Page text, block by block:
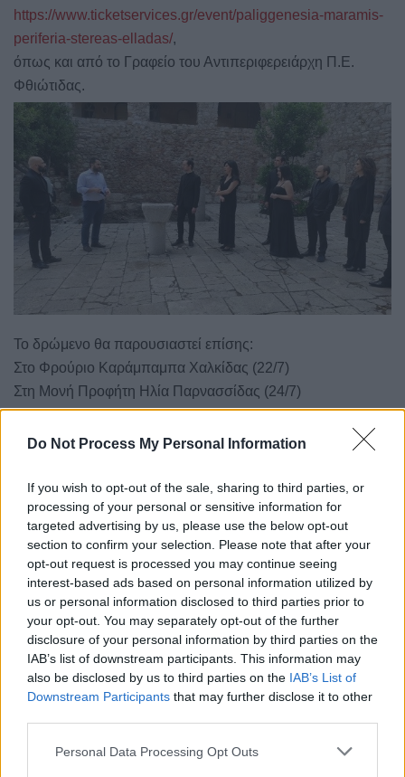
Do Not Process My Personal Information
If you wish to opt-out of the sale, sharing to third parties, or
processing of your personal or sensitive information for
targeted advertising by us, please use the below opt-out
section to confirm your selection. Please note that after your
opt-out request is processed you may continue seeing
interest-based ads based on personal information utilized by
us or personal information disclosed to third parties prior to
your opt-out. You may separately opt-out of the further
disclosure of your personal information by third parties on the
IAB’s list of downstream participants. This information may
also be disclosed by us to third parties on the IAB’s List of
Downstream Participants that may further disclose it to other
Personal Data Processing Opt Outs
https://www.ticketservices.gr/event/paliggenesia-maramis-
periferia-stereas-elladas/,
όπως και από το Γραφείο του Αντιπεριφερειάρχη Π.Ε.
Φθιώτιδας.
Το δρώμενο θα παρουσιαστεί επίσης:
Στο Φρούριο Καράμπαμπα Χαλκίδας (22/7)
Στη Μονή Προφήτη Ηλία Παρνασσίδας (24/7)
Στο Θέατρο Κρύας Λιβαδειάς (16/9)
Το κεντρικό δρώμενο με το οποίο η Περιφέρεια Στερεάς
έναρξη της Ελληνικής Επανάστασης, είναι ένα σύγχρονο
μουσικό δράμα, όπου ο τραγουδιστής ως ο αοιδός
(τραγούδι), ο ηθοποιός (αφήγηση), οκτώ φωνές σαν
«χορός» αρχαίας τραγωδίας, μεταφέρουν το οικουμενικό
πάθος για την ελευθερία και το κοινό αίσθημα ενός
ολόκληρου λαού, ερμηνεύοντας μελοποιημένα εμβληματικά
ποιητικά έργα εμπνευσμένα από την επανάσταση.